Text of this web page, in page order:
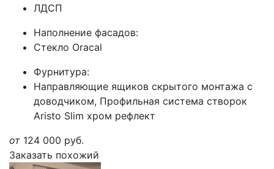
ЛДСП
Наполнение фасадов:
Стекло Oracal
Фурнитура:
Направляющие ящиков скрытого монтажа с
доводчиком, Профильная система створок
Aristo Slim хром рефлект
от 124 000 руб.
Заказать похожий